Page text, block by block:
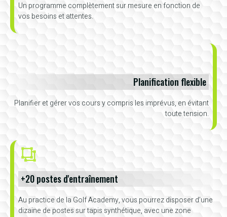
Un programme complètement sur mesure en fonction de
vos besoins et attentes.
Planification flexible
Planifier et gérer vos cours y compris les imprévus, en évitant
toute tension.
+20 postes d'entraînement
Au practice de la Golf Academy, vous pourrez disposer d’une
dizaine de postes sur tapis synthétique, avec une zone